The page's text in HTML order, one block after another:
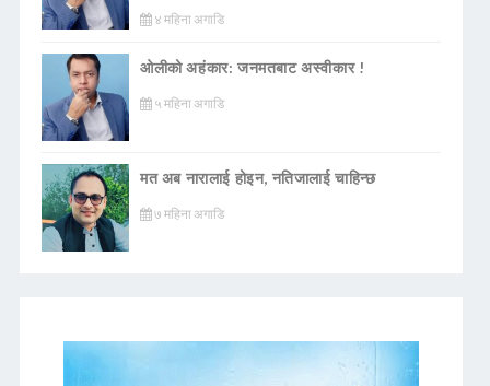
४ महिना अगाडि
ओलीको अहंकार: जनमतबाट अस्वीकार !
५ महिना अगाडि
मत अब नारालाई होइन, नतिजालाई चाहिन्छ
७ महिना अगाडि